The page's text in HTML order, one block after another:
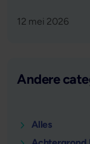
12 mei 2026
Andere
Alles